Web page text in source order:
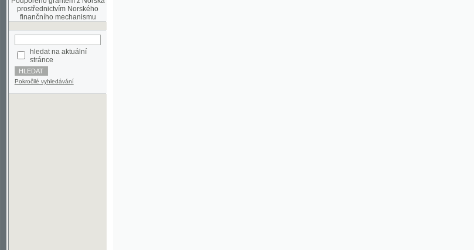
hledat na aktuální
stránce
Pokročilé vyhledávání